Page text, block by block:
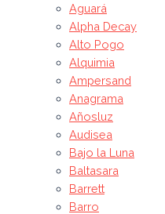
Aguará
Alpha Decay
Alto Pogo
Alquimia
Ampersand
Anagrama
Añosluz
Audisea
Bajo la Luna
Baltasara
Barrett
Barro